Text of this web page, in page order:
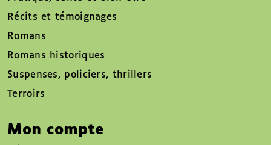
Récits et témoignages
Romans
Romans historiques
Suspenses, policiers, thrillers
Terroirs
Mon compte